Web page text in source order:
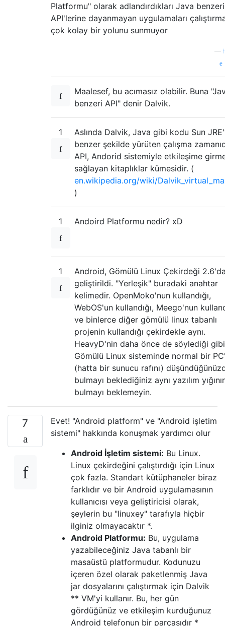
Platformu" olarak adlandırdıkları Java benzeri
API'lerine dayanmayan uygulamaları
çok kolay bir yolunu sunmuyor
Maalesef, bu acımasız olabilir. Buna
benzeri API" denir Dalvik.
1
Aslında Dalvik, Java gibi kodu Sun
benzer şekilde yürüten çalışma
API, Andorid sistemiyle etkileşime
sağlayan kitaplıklar kümesidir. (
en.wikipedia.org/wiki/
)
1 Andoird Platformu nedir? xD
1
Android, Gömülü Linux Çekirdeği
geliştirildi. "Yerleşik" buradaki anahtar
kelimedir. OpenMoko'nun kullandığı,
WebOS'un kullandığı, Meego'nun
ve binlerce diğer gömülü linux tabanlı
projenin kullandığı çekirdekle aynı.
HeavyD'nin daha önce de söylediği
Gömülü Linux sisteminde normal bir
(hatta bir sunucu rafını)
bulmayı beklediğiniz aynı yazılım
bulmayı beklemeyin.
7
Evet! "Android platform" ve "Android işletim
sistemi" hakkında konuşmak yardımcı olur
Android İşletim sistemi: Bu Linux.
Linux çekirdeğini çalıştırdığı için Linux
çok fazla. Standart kütüphaneler biraz
farklıdır ve bir Android uygulamasının
kullanıcısı veya geliştiricisi olarak,
şeylerin bu "linuxey" tarafıyla hiçbir
ilginiz olmayacaktır *.
Android Platformu: Bu, uygulama
yazabileceğiniz Java tabanlı bir
masaüstü platformudur. Kodunuzu
içeren özel olarak paketlenmiş Java
jar dosyalarını çalıştırmak için Dalvik
** VM'yi kullanır. Bu, her gün
gördüğünüz ve etkileşim kurduğunuz
Android telefonun bir parçasıdır *